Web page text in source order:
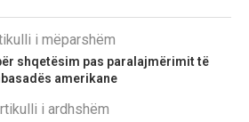
i mëparshëm
shqetësim pas paralajmërimit të
amerikane
i ardhshëm